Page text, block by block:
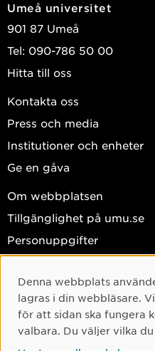
Umeå universitet
901 87 Umeå
Tel: 090-786 50 00
Hitta till oss
Kontakta oss
Press och media
Institutioner och enheter
Ge en gåva
Om webbplatsen
Tillgänglighet på umu.se
Personuppgifter
Instagram
TikTok
Cookie-samtycke
Denna webbplats
lagras i din webbläsare.
för att sidan ska fungera
valbara. Du väljer vilka